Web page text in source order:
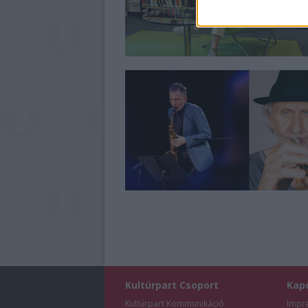
Kultúrpart Csoport
Kultúrpart Kommunikáció